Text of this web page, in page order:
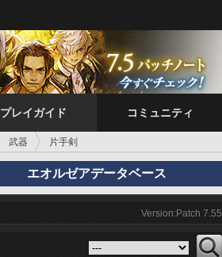
プレイガイド コミュニティ
武器 片手剣
エオルゼアデータベース
Version:Patch 7.55